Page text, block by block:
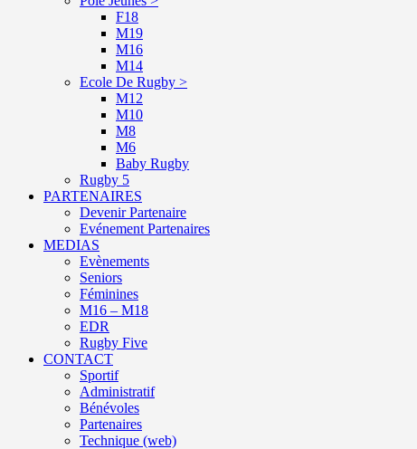
F18
M19
M16
M14
Ecole De Rugby >
M12
M10
M8
M6
Baby Rugby
Rugby 5
PARTENAIRES
Devenir Partenaire
Evénement Partenaires
MEDIAS
Evènements
Seniors
Féminines
M16 – M18
EDR
Rugby Five
CONTACT
Sportif
Administratif
Bénévoles
Partenaires
Technique (web)